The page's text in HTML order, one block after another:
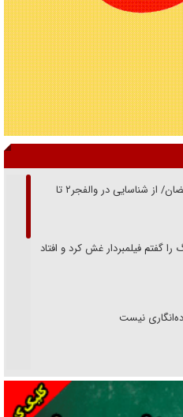
از گمنام‌ترین فرماندهان شهید جنگ رمضان/ از شناسایی در والفجر۲ تا
گفتم فیلمبردار غش کرد و افتاد
نیست
خصوصی‌سازی یا انحصار؟